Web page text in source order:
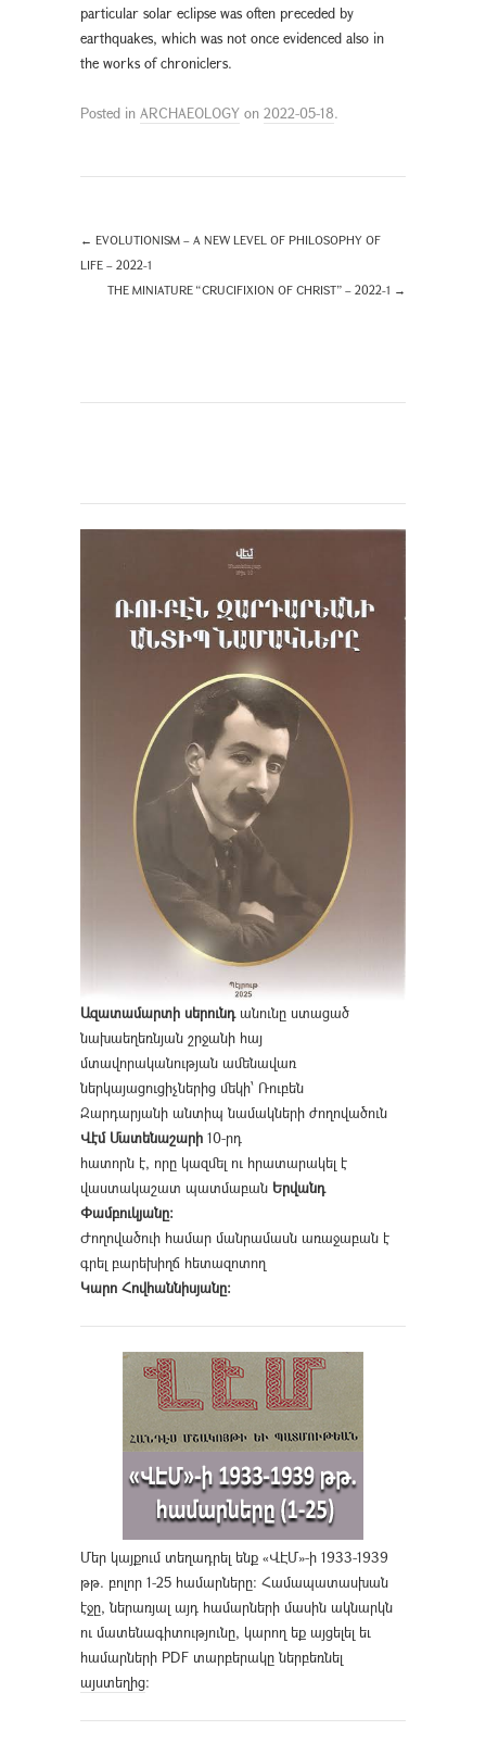
particular solar eclipse was often preceded by
earthquakes, which was not once evidenced also in
the works of chroniclers.
Posted in ARCHAEOLOGY on 2022-05-18.
← EVOLUTIONISM – A NEW LEVEL OF PHILOSOPHY OF
LIFE – 2022-1
THE MINIATURE “CRUCIFIXION OF CHRIST” – 2022-1 →
Ազատամարտի սերունդանունը ստացած
նախաեղեռնյան շրջանի հայ
մտավորականության ամենավառ
ներկայացուցիչներից մեկի՝ Ռուբեն
Զարդարյանի անտիպ նամակների ժողովածուն
Վէմ Մատենաշարի 10-րդ
հատորն է, որը կազմել ու հրատարակել է
վաստակաշատ պատմաբան Երվանդ
Փամբուկյանը։
Ժողովածուի համար մանրամասն առաջաբան է
գրել բարեխիղճ հետազոտող
Կարո Հովհաննիսյանը։
Մեր կայքում տեղադրել ենք «ՎԷՄ»-ի 1933-1939
թթ. բոլոր 1-25 համարները։ Համապատասխան
էջը, ներառյալ այդ համարների մասին ակնարկն
ու մատենագիտությունը, կարող եք այցելել եւ
համարների PDF տարբերակը ներբեռնել
այստեղից։